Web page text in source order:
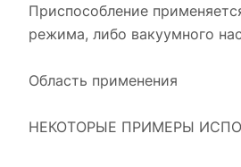
Приспособление
режима, либо вакуумного
Область применения
НЕКОТОРЫЕ ПРИМЕРЫ